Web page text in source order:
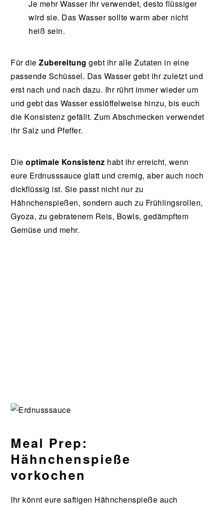
Je mehr Wasser ihr verwendet, desto flüssiger
wird sie. Das Wasser sollte warm aber nicht
heiß sein.
Für dieZubereitung gebt ihr alle Zutaten in eine
passende Schüssel. Das Wasser gebt ihr zuletzt und
erst nach und nach dazu. Ihr rührt immer wieder um
und gebt das Wasser esslöffelweise hinzu, bis euch
die Konsistenz gefällt. Zum Abschmecken verwendet
ihr Salz und Pfeffer.
Dieoptimale Konsistenz habt ihr erreicht, wenn
eure Erdnusssauce glatt und cremig, aber auch noch
dickflüssig ist. Sie passt nicht nur zu
Hähnchenspießen, sondern auch zu Frühlingsrollen,
Gyoza, zu gebratenem Reis, Bowls, gedämpftem
Gemüse und mehr.
Meal Prep:
Hähnchenspieße
vorkochen
Ihr könnt eure saftigen Hähnchenspieße auch